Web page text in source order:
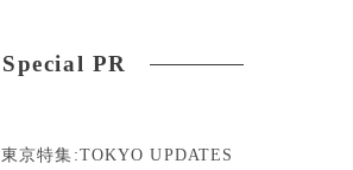
Special PR
東京特集:TOKYO UPDATES